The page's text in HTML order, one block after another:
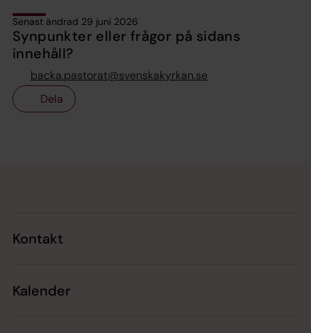
Senast ändrad 29 juni 2026
Synpunkter eller frågor på sidans
innehåll?
backa.pastorat@svenskakyrkan.se
Dela
Kontakt
Kalender